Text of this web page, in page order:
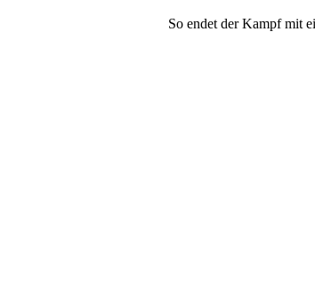
So endet der Kampf mit